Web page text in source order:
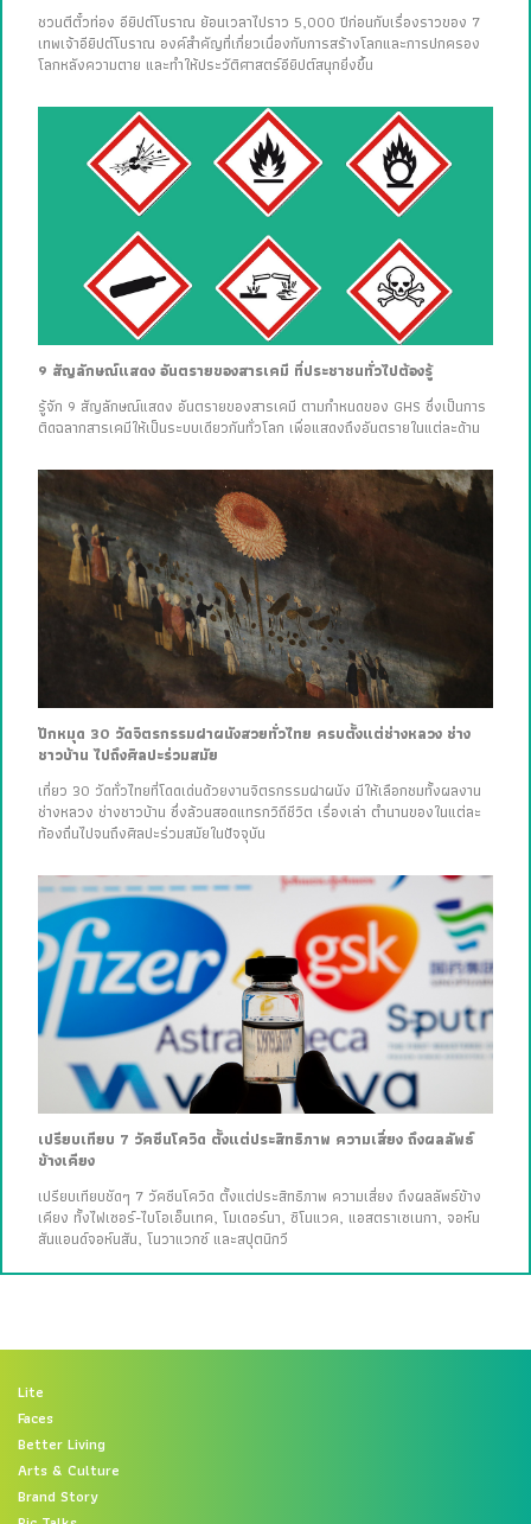
ชวนตีตั๋วท่อง อียิปต์โบราณ ย้อนเวลาไปราว 5,000 ปีก่อนกับเรื่องราวของ 7
เทพเจ้าอียิปต์โบราณ องค์สำคัญที่เกี่ยวเนื่องกับการสร้างโลกและการปกครอง
โลกหลังความตาย และทำให้ประวัติศาสตร์อียิปต์สนุกยิ่งขึ้น
9 สัญลักษณ์แสดง อันตรายของสารเคมี ที่ประชาชนทั่วไปต้องรู้
รู้จัก 9 สัญลักษณ์แสดง อันตรายของสารเคมี ตามกำหนดของ GHS ซึ่งเป็นการ
ติดฉลากสารเคมีให้เป็นระบบเดียวกันทั่วโลก เพื่อแสดงถึงอันตรายในแต่ละด้าน
ปักหมุด 30 วัดจิตรกรรมฝาผนังสวยทั่วไทย ครบตั้งแต่ช่างหลวง ช่าง
ชาวบ้าน ไปถึงศิลปะร่วมสมัย
เที่ยว 30 วัดทั่วไทยที่โดดเด่นด้วยงานจิตรกรรมฝาผนัง มีให้เลือกชมทั้งผลงาน
ช่างหลวง ช่างชาวบ้าน ซึ่งล้วนสอดแทรกวิถีชีวิต เรื่องเล่า ตำนานของในแต่ละ
ท้องถิ่นไปจนถึงศิลปะร่วมสมัยในปัจจุบัน
เปรียบเทียบ 7 วัคซีนโควิด ตั้งแต่ประสิทธิภาพ ความเสี่ยง ถึงผลลัพธ์
ข้างเคียง
เปรียบเทียบชัดๆ 7 วัคซีนโควิด ตั้งแต่ประสิทธิภาพ ความเสี่ยง ถึงผลลัพธ์ข้าง
เคียง ทั้งไฟเซอร์-ไบโอเอ็นเทค, โมเดอร์นา, ซิโนแวค, แอสตราเซเนกา, จอห์น
สันแอนด์จอห์นสัน, โนวาแวกซ์ และสปุตนิกวี
Lite
Faces
Better Living
Arts & Culture
Brand Story